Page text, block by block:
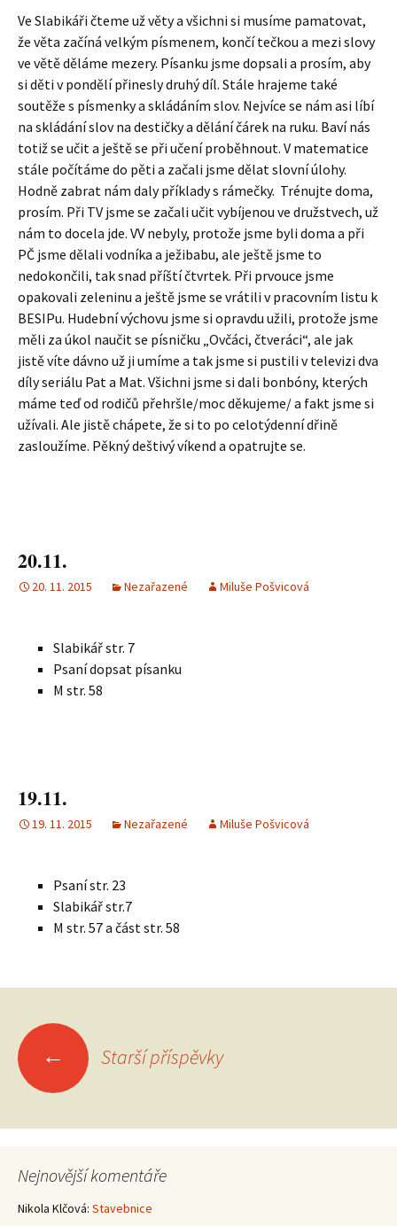
Ve Slabikáři čteme už věty a všichni si musíme pamatovat,
že věta začíná velkým písmenem, končí tečkou a mezi slovy
ve větě děláme mezery. Písanku jsme dopsali a prosím, aby
si děti v pondělí přinesly druhý díl. Stále hrajeme také
soutěže s písmenky a skládáním slov. Nejvíce se nám asi líbí
na skládání slov na destičky a dělání čárek na ruku. Baví nás
totiž se učit a ještě se při učení proběhnout. V matematice
stále počítáme do pěti a začali jsme dělat slovní úlohy.
Hodně zabrat nám daly příklady s rámečky. Trénujte doma,
prosím. Při TV jsme se začali učit vybíjenou ve družstvech, už
nám to docela jde. VV nebyly, protože jsme byli doma a při
PČ jsme dělali vodníka a ježibabu, ale ještě jsme to
nedokončili, tak snad příští čtvrtek. Při prvouce jsme
opakovali zeleninu a ještě jsme se vrátili v pracovním listu k
BESIPu. Hudební výchovu jsme si opravdu užili, protože jsme
měli za úkol naučit se písničku „Ovčáci, čtveráci“, ale jak
jistě víte dávno už ji umíme a tak jsme si pustili v televizi dva
díly seriálu Pat a Mat. Všichni jsme si dali bonbóny, kterých
máme teď od rodičů přehršle/moc děkujeme/ a fakt jsme si
užívali. Ale jistě chápete, že si to po celotýdenní dřině
zasloužíme. Pěkný deštivý víkend a opatrujte se.
20.11.
20. 11. 2015 Nezařazené Miluše Pošvicová
Slabikář str. 7
Psaní dopsat písanku
M str. 58
19.11.
19. 11. 2015 Nezařazené Miluše Pošvicová
Psaní str. 23
Slabikář str.7
M str. 57 a část str. 58
Navigace
pro
příspěvky
← Starší příspěvky
Nejnovější komentáře
Nikola Klčová: Stavebnice